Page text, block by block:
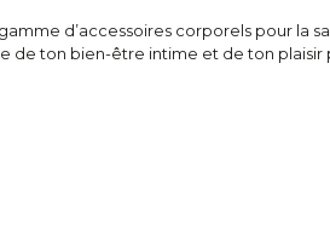
d’accessoires corporels pour la
de ton bien-être intime et de ton plaisir